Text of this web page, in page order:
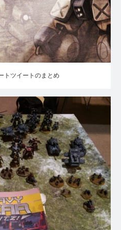
トツイートのまとめ